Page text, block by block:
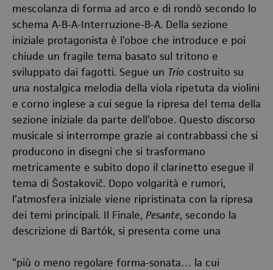
mescolanza di forma ad arco e di rondò secondo lo
schema A-B-A-Interruzione-B-A. Della sezione
iniziale protagonista è l’oboe che introduce e poi
chiude un fragile tema basato sul tritono e
sviluppato dai fagotti. Segue un Trio costruito su
una nostalgica melodia della viola ripetuta da violini
e corno inglese a cui segue la ripresa del tema della
sezione iniziale da parte dell’oboe. Questo discorso
musicale si interrompe grazie ai contrabbassi che si
producono in disegni che si trasformano
metricamente e subito dopo il clarinetto esegue il
tema di Šostakovič. Dopo volgarità e rumori,
l’atmosfera iniziale viene ripristinata con la ripresa
dei temi principali. Il Finale, Pesante, secondo la
descrizione di Bartók, si presenta come una
“più o meno regolare forma-sonata… la cui